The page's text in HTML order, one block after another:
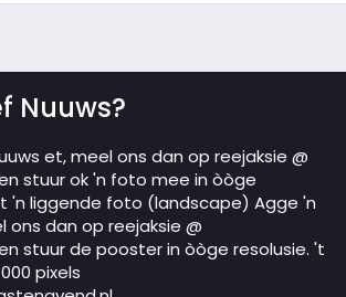
Nuuws?
et, meel ons dan op reejaksie @
stuur ok 'n foto mee in òòge
'n liggende foto (landscape) Agge 'n
dan op reejaksie @
stuur de pooster in òòge resolusie. 't
pixels